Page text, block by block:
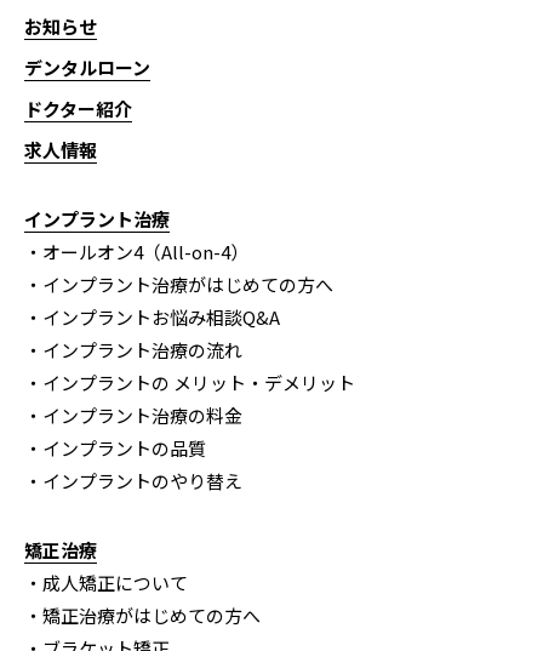
お知らせ
デンタルローン
ドクター紹介
求人情報
インプラント治療
・オールオン4（All-on-4）
・インプラント治療がはじめての方へ
・インプラントお悩み相談Q&A
・インプラント治療の流れ
・インプラントの メリット・デメリット
・インプラント治療の料金
・インプラントの品質
・インプラントのやり替え
矯正治療
・成人矯正について
・矯正治療がはじめての方へ